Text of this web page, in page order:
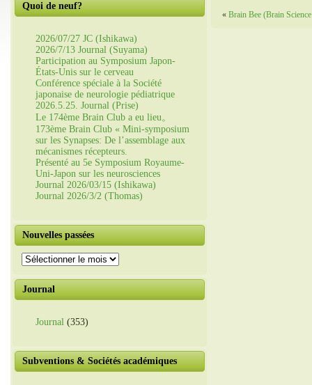
Quoi de neuf?
2026/07/27 JC (Ishikawa)
2026/7/13 Journal (Suyama)
Participation au Symposium Japon-
États-Unis sur le cerveau
Conférence spéciale à la Société
japonaise de neurologie pédiatrique
2026.5.25. Journal (Prise)
Le 174ème Brain Club a eu lieu。
173ème Brain Club « Mini-symposium
sur les Synapses: De l’assemblage aux
mécanismes récepteurs.
Présenté au 5e Symposium Royaume-
Uni-Japon sur les neurosciences
Journal 2026/03/15 (Ishikawa)
Journal 2026/3/2 (Thomas)
Nouvelles passées
Nouvelles
passées
Journal
Journal (353)
Subventions & Sociétés académiques
« Brain Bee (Brain